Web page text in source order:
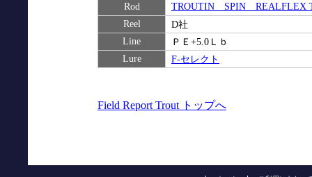
Rod
TROUTIN SPIN REALFLEX
Reel
D社
Line
ＰＥ+5.0Ｌｂ
Lure
F-セレクト
Field Report Trout トップへ